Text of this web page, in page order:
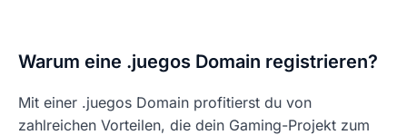
Warum eine .juegos Domain registrieren?
Mit einer .juegos Domain profitierst du von
zahlreichen Vorteilen, die dein Gaming-Projekt zum